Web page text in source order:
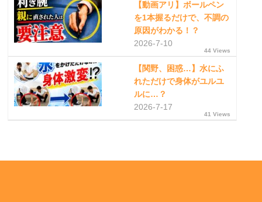
【動画アリ】ボールペン
を1本握るだけで、不調の
原因がわかる！？
2026-7-10
44 Views
【関野、困惑…】水にふ
れただけで身体がユルユ
ルに…？
2026-7-17
41 Views